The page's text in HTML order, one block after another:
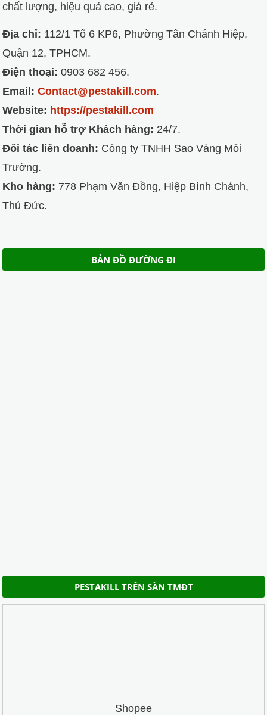
chất lượng, hiệu quả cao, giá rẻ.
Địa chỉ: 112/1 Tổ 6 KP6, Phường Tân Chánh Hiệp,
Quận 12, TPHCM.
Điện thoại: 0903 682 456.
Email: Contact@pestakill.com.
Website: https://pestakill.com
Thời gian hỗ trợ Khách hàng: 24/7.
Đối tác liên doanh: Công ty TNHH Sao Vàng Môi
Trường.
Kho hàng: 778 Phạm Văn Đồng, Hiệp Bình Chánh,
Thủ Đức.
BẢN ĐỒ ĐƯỜNG ĐI
PESTAKILL TRÊN SÀN TMĐT
Shopee